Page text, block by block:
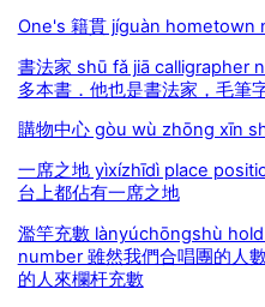
One's 籍貫 jíguàn hometown
書法家 shū fǎ jiā calligrapher
多本書．他也是書法家，毛筆
購物中心 gòu wù zhōng xīn
一席之地 yìxízhīdì place
台上都佔有一席之地
濫竽充數 lànyúchōngshù
number 雖然我們合唱團的人
的人來欄杆充數